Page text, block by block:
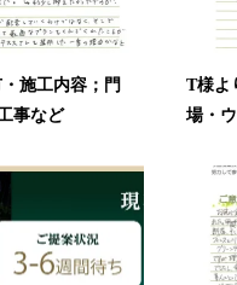
施工内容；門
事など
T様よ
場・